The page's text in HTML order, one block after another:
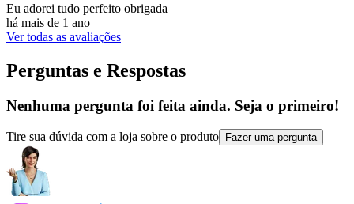
Eu adorei tudo perfeito obrigada
há mais de 1 ano
Ver todas as avaliações
Perguntas e Respostas
Nenhuma pergunta foi feita ainda. Seja o primeiro!
Tire sua dúvida com a loja sobre o produto Fazer uma pergunta